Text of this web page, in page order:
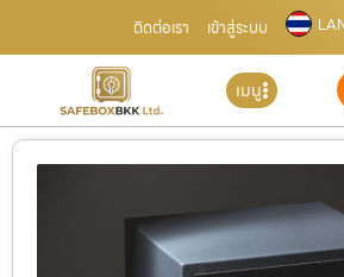
ติดต่อเรา เข้าสู่ระบบ
เมนู